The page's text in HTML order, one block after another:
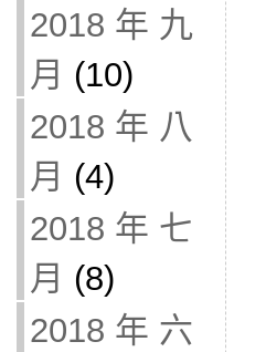
2018 年 九
月 (10)
2018 年 八
月 (4)
2018 年 七
月 (8)
2018 年 六